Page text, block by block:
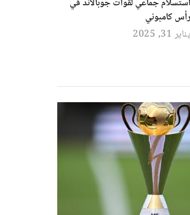
استسلام جماعي لقوات جوبالاند في
رأس كامبوني
يناير 31, 2025